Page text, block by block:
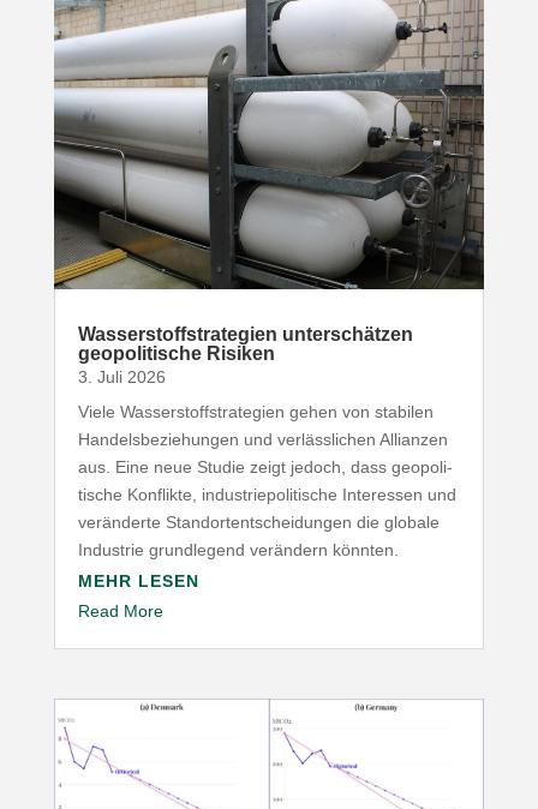
Wasser­stoff­stra­tegien unter­schätzen
geopo­li­tische Risiken
3. Juli 2026
Viele Wasser­stoff­stra­tegien gehen von stabilen
Handels­be­zie­hungen und verläss­lichen Allianzen
aus. Eine neue Studie zeigt jedoch, dass geopo­li­
tische Konflikte, indus­trie­po­li­tische Inter­essen und
verän­derte Stand­ort­ent­schei­dungen die globale
Industrie grund­legend verändern könnten.
MEHR LESEN
Read More